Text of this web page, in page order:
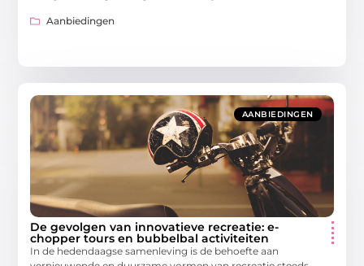
Aanbiedingen
AANBIEDINGEN
De gevolgen van innovatieve recreatie: e-
chopper tours en bubbelbal activiteiten
In de hedendaagse samenleving is de behoefte aan